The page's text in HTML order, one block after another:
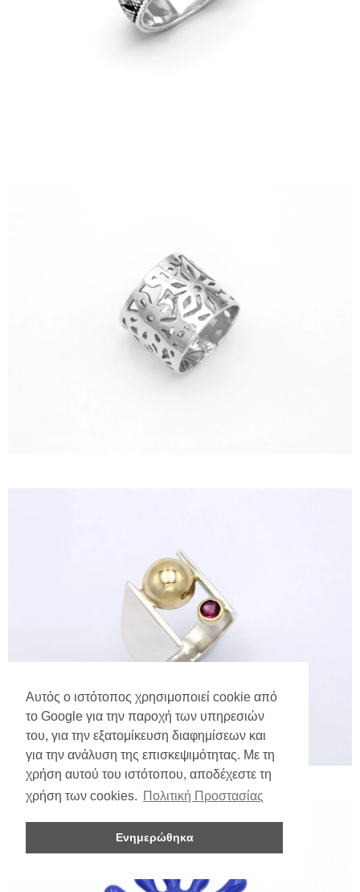
Αυτός ο ιστότοπος χρησιμοποιεί cookie από
το Google για την παροχή των υπηρεσιών
του, για την εξατομίκευση διαφημίσεων και
για την ανάλυση της επισκεψιμότητας. Με τη
χρήση αυτού του ιστότοπου, αποδέχεστε τη
χρήση των cookies. Πολιτική Προστασίας
Ενημερώθηκα